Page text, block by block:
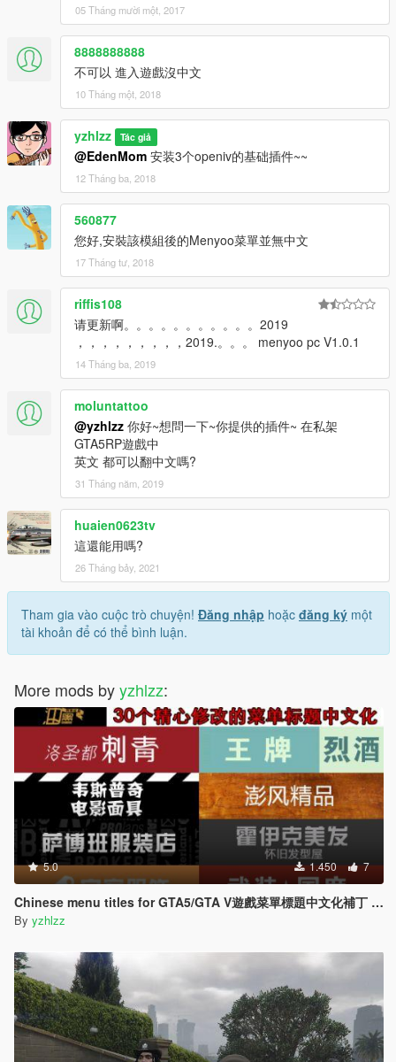
05 Tháng mười một, 2017
8888888888
不可以 進入遊戲沒中文
10 Tháng một, 2018
yzhlzz Tác giả
@EdenMom 安装3个openiv的基础插件~~
12 Tháng ba, 2018
560877
您好,安裝該模組後的Menyoo菜單並無中文
17 Tháng tư, 2018
riffis108
请更新啊。。。。。。。。。。。2019
，，，，，，，，，2019.。。。 menyoo pc V1.0.1
14 Tháng ba, 2019
moluntattoo
@yzhlzz 你好~想問一下~你提供的插件~ 在私架
GTA5RP遊戲中
英文 都可以翻中文嗎?
31 Tháng năm, 2019
huaien0623tv
這還能用嗎?
26 Tháng bảy, 2021
Tham gia vào cuộc trò chuyện! Đăng nhập hoặc đăng ký một
tài khoản để có thể bình luận.
More mods byyzhlzz:
5.0 1.450 7
Chinese menu titles for GTA5/GTA V遊戲菜單標題中文化補丁 3.0Final
By yzhlzz